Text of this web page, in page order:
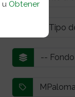
uObtener